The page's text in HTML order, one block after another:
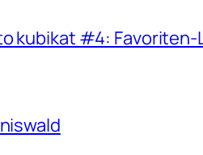
kubikat #4: Favoriten-